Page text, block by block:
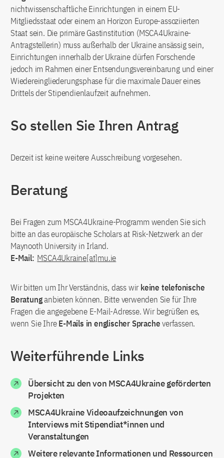
nichtwissenschaftliche Einrichtungen in einem EU-
Mitgliedsstaat oder einem an Horizon Europe-assoziierten
Staat sein. Die primäre Gastinstitution (MSCA4Ukraine-
Antragstellerin) muss außerhalb der Ukraine ansässig sein,
Einrichtungen innerhalb der Ukraine dürfen Forschende
jedoch im Rahmen einer Entsendungsvereinbarung und einer
Wiedereingliederungsphase für die maximale Dauer eines
Drittels der Stipendienlaufzeit aufnehmen.
So stellen Sie Ihren Antrag
Derzeit ist keine weitere Ausschreibung vorgesehen.
Beratung
Bei Fragen zum MSCA4Ukraine-Programm wenden Sie sich
bitte an das europäische Scholars at Risk-Netzwerk an der
Maynooth University in Irland.
E-Mail: MSCA4Ukraine[at]mu.ie
Wir bitten um Ihr Verständnis, dass wirkeine telefonische
Beratunganbieten können. Bitte verwenden Sie für Ihre
Fragen die angegebene E-Mail-Adresse. Wir begrüßen es,
wenn Sie IhreE-Mails in englischer Spracheverfassen.
Weiterführende Links
Übersicht zu den von MSCA4Ukraine geförderten
Projekten
MSCA4Ukraine Videoaufzeichnungen von
Interviews mit Stipendiat*innen und
Veranstaltungen
Weitere relevante Informationen und Ressourcen